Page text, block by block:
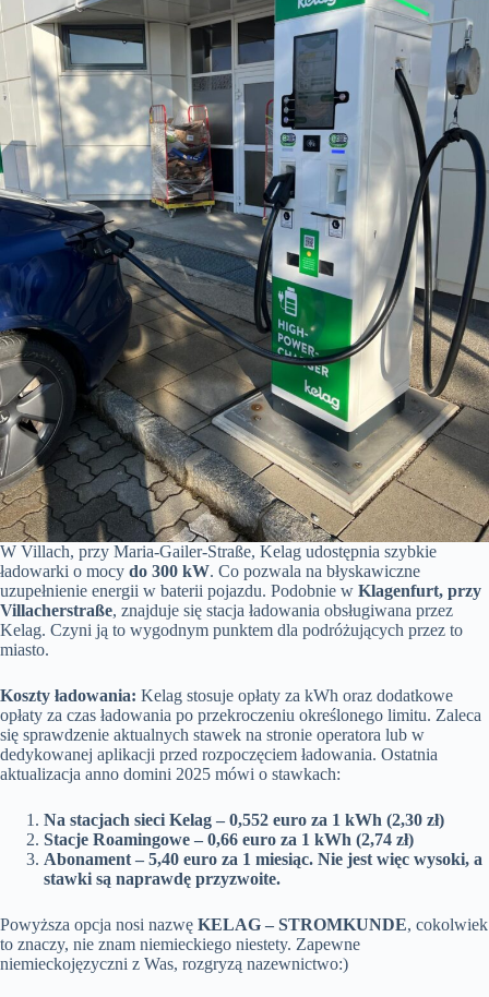
W Villach, przy Maria-Gailer-Straße, Kelag udostępnia szybkie
ładowarki o mocy do 300 kW. Co pozwala na błyskawiczne
uzupełnienie energii w baterii pojazdu. Podobnie w Klagenfurt, przy
Villacherstraße, znajduje się stacja ładowania obsługiwana przez
Kelag. Czyni ją to wygodnym punktem dla podróżujących przez to
miasto.
Koszty ładowania: Kelag stosuje opłaty za kWh oraz dodatkowe
opłaty za czas ładowania po przekroczeniu określonego limitu. Zaleca
się sprawdzenie aktualnych stawek na stronie operatora lub w
dedykowanej aplikacji przed rozpoczęciem ładowania. Ostatnia
aktualizacja anno domini 2025 mówi o stawkach:
Na stacjach sieci Kelag – 0,552 euro za 1 kWh (2,30 zł)
Stacje Roamingowe – 0,66 euro za 1 kWh (2,74 zł)
Abonament – 5,40 euro za 1 miesiąc. Nie jest więc wysoki, a
stawki są naprawdę przyzwoite.
Powyższa opcja nosi nazwę KELAG – STROMKUNDE, cokolwiek
to znaczy, nie znam niemieckiego niestety. Zapewne
niemieckojęzyczni z Was, rozgryzą nazewnictwo:)